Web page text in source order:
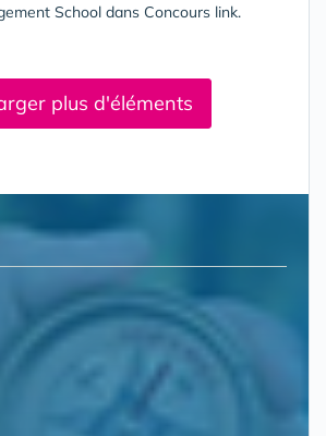
School dans Concours link.
plus d'éléments